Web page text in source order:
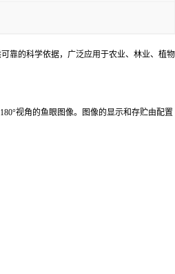
靠的科学依据，广泛应用于农业、林业、植物
视角的鱼眼图像。图像的显示和存贮由配置